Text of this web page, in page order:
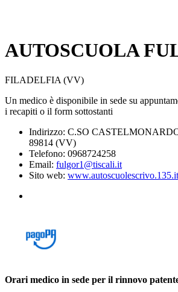
AUTOSCUOLA
FILADELFIA (VV)
Un medico è disponibile in sede su
i recapiti o il form sottostanti
Indirizzo: C.SO
89814 (VV)
Telefono: 0968724258
Email: fulgor1@tiscali.it
Sito web: www.autoscuolescrivo.135.it
Orari medico in sede per il rinnovo